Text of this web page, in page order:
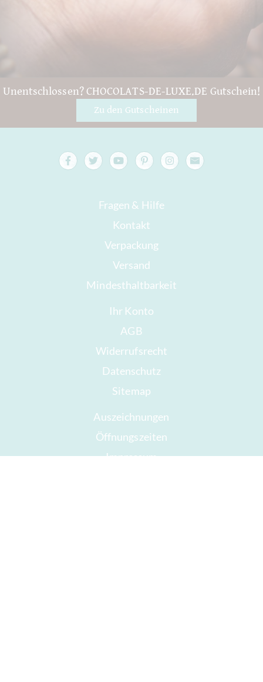
Unentschlossen? CHOCOLATS-DE-LUXE.DE Gutschein!
Zu den Gutscheinen
Fragen & Hilfe
Kontakt
Verpackung
Versand
Mindesthaltbarkeit
Ihr Konto
AGB
Widerrufsrecht
Datenschutz
Sitemap
Auszeichnungen
Öffnungszeiten
Impressum